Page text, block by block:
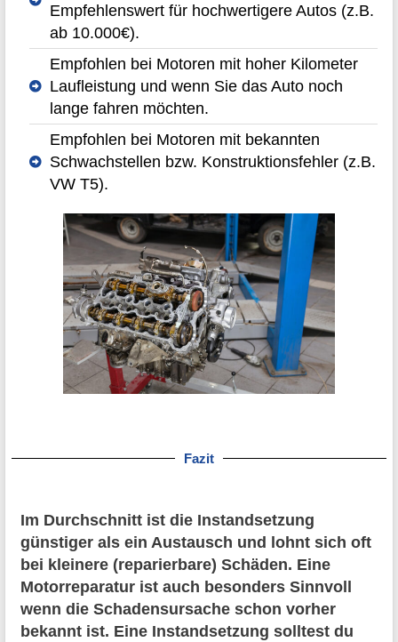
Empfehlenswert für hochwertigere Autos (z.B.
ab 10.000€).
Empfohlen bei Motoren mit hoher Kilometer
Laufleistung und wenn Sie das Auto noch
lange fahren möchten.
Empfohlen bei Motoren mit bekannten
Schwachstellen bzw. Konstruktionsfehler (z.B.
VW T5).
Fazit
Im Durchschnitt ist die Instandsetzung
günstiger als ein Austausch und lohnt sich oft
bei kleinere (reparierbare) Schäden. Eine
Motorreparatur ist auch besonders Sinnvoll
wenn die Schadensursache schon vorher
bekannt ist. Eine Instandsetzung solltest du